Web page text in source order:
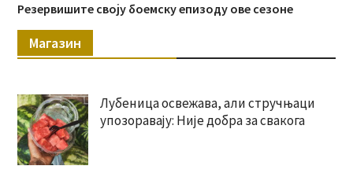
Резервишите своју боемску епизоду ове сезоне
Магазин
Лубеница освежава, али стручњаци
упозоравају: Није добра за свакога